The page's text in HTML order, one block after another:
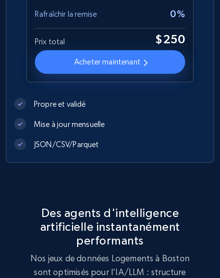
Rafraîchir la remise 0%
Prix total $250
Acheter maintenant
Propre et validé
Mise à jour mensuelle
JSON/CSV/Parquet
Des agents d'intelligence
artificielle instantanément
performants
Nos jeux de données Logements à Boston
sont optimisés pour l'IA/LLM : structure